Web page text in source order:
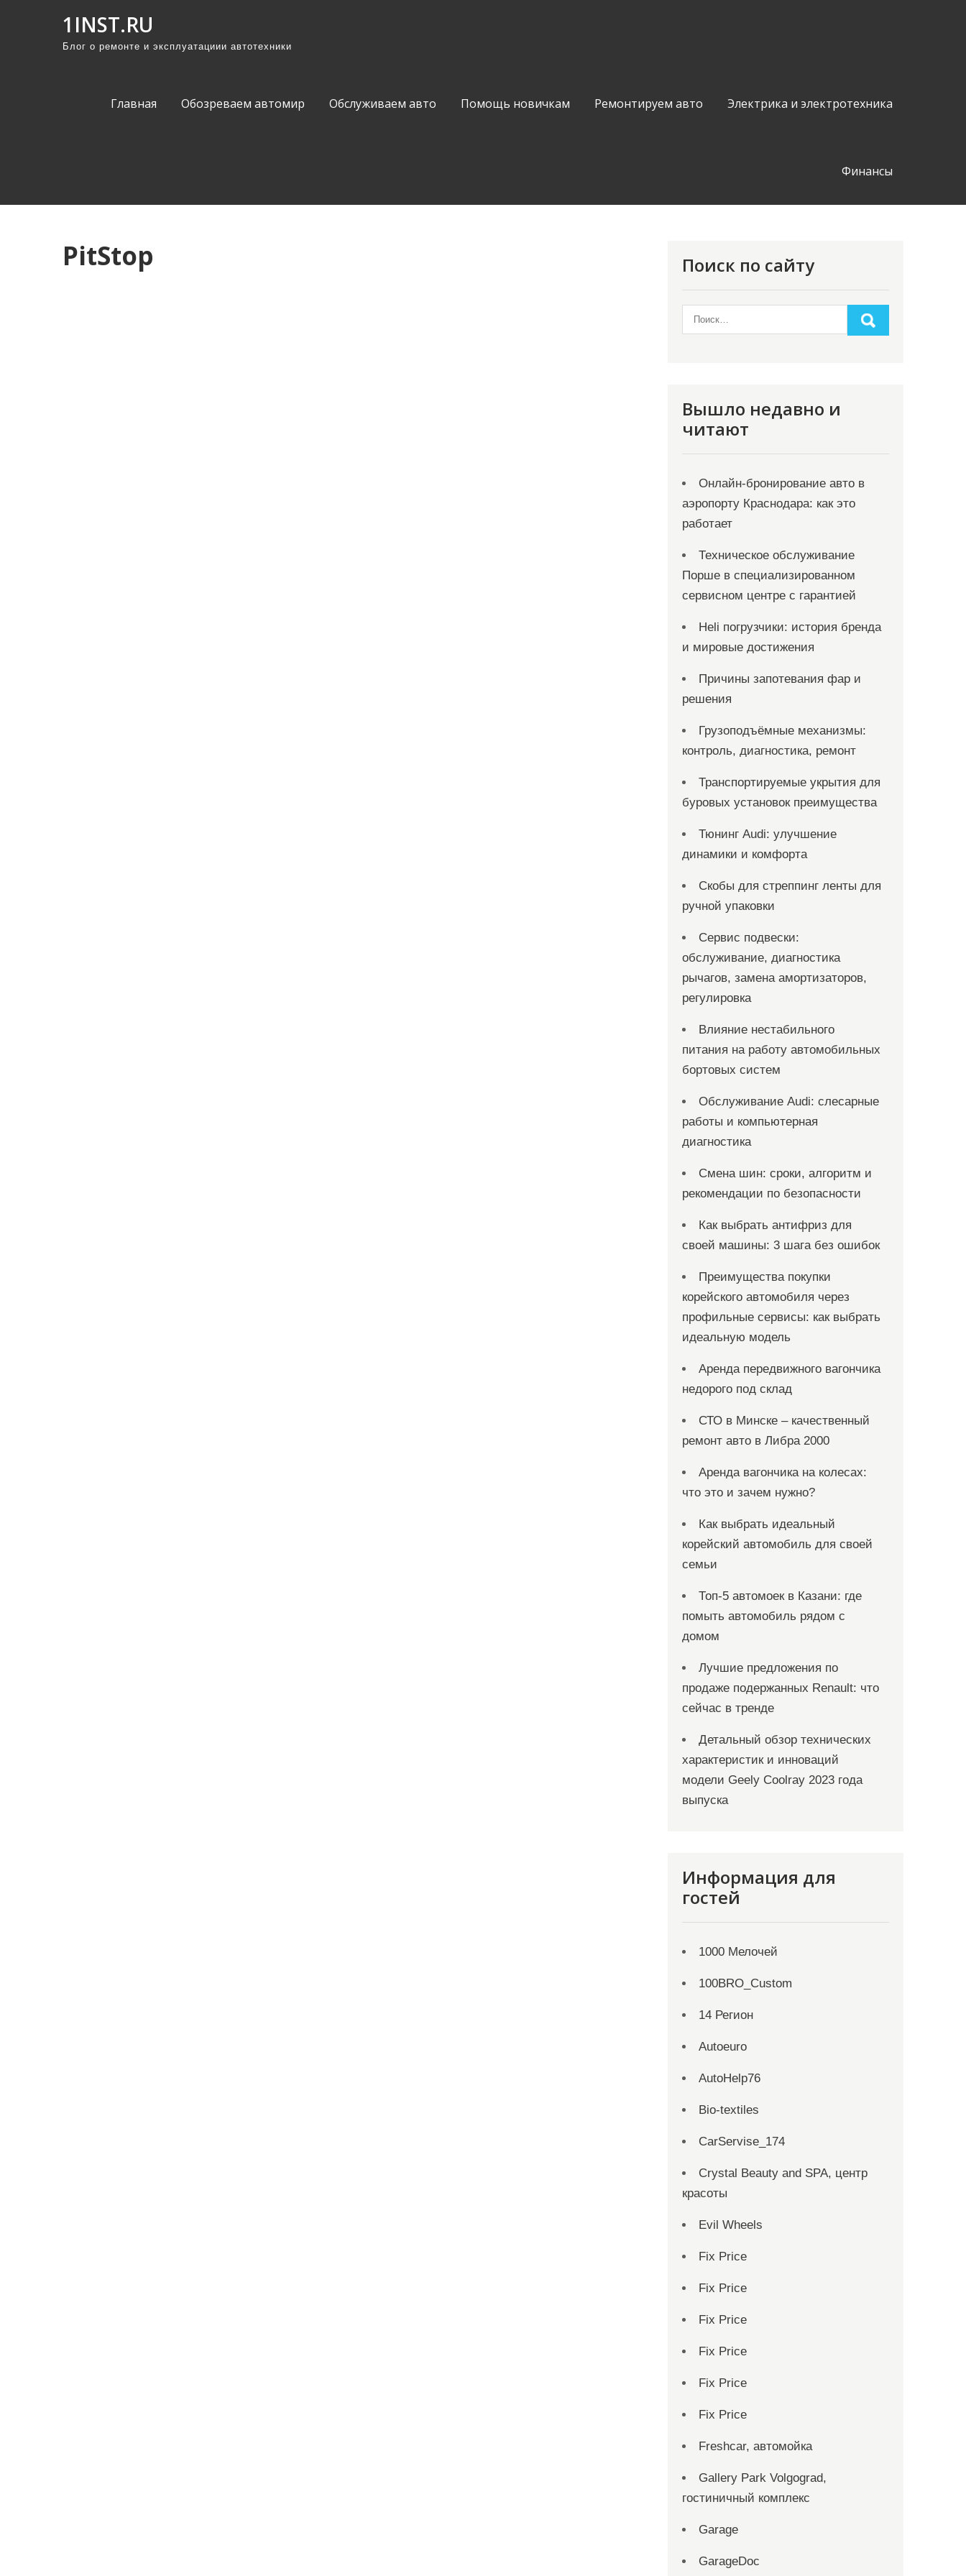
1INST.RU
Блог о ремонте и эксплуатациии автотехники
Главная Обозреваем автомир Обслуживаем авто Помощь новичкам Ремонтируем авто Электрика и электротехника
Финансы
PitStop Поиск по сайту
Вышло недавно и
читают
Онлайн‑бронирование авто в
аэропорту Краснодара: как это
работает
Техническое обслуживание
Порше в специализированном
сервисном центре с гарантией
Heli погрузчики: история бренда
и мировые достижения
Причины запотевания фар и
решения
Грузоподъёмные механизмы:
контроль, диагностика, ремонт
Транспортируемые укрытия для
буровых установок преимущества
Тюнинг Audi: улучшение
динамики и комфорта
Скобы для стреппинг ленты для
ручной упаковки
Сервис подвески:
обслуживание, диагностика
рычагов, замена амортизаторов,
регулировка
Влияние нестабильного
питания на работу автомобильных
бортовых систем
Обслуживание Audi: слесарные
работы и компьютерная
диагностика
Смена шин: сроки, алгоритм и
рекомендации по безопасности
Как выбрать антифриз для
своей машины: 3 шага без ошибок
Преимущества покупки
корейского автомобиля через
профильные сервисы: как выбрать
идеальную модель
Аренда передвижного вагончика
недорого под склад
СТО в Минске – качественный
ремонт авто в Либра 2000
Аренда вагончика на колесах:
что это и зачем нужно?
Как выбрать идеальный
корейский автомобиль для своей
семьи
Топ-5 автомоек в Казани: где
помыть автомобиль рядом с
домом
Лучшие предложения по
продаже подержанных Renault: что
сейчас в тренде
Детальный обзор технических
характеристик и инноваций
модели Geely Coolray 2023 года
выпуска
Информация для
гостей
1000 Мелочей
100BRO_Custom
14 Регион
Autoeuro
AutoHelp76
Bio-textiles
CarServise_174
Crystal Beauty and SPA, центр
красоты
Evil Wheels
Fix Price
Fix Price
Fix Price
Fix Price
Fix Price
Fix Price
Freshcar, автомойка
Gallery Park Volgograd,
гостиничный комплекс
Garage
GarageDoc